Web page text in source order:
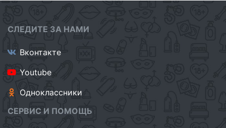
СЛЕДИТЕ ЗА НАМИ
Вконтакте
Youtube
Одноклассники
СЕРВИС И ПОМОЩЬ